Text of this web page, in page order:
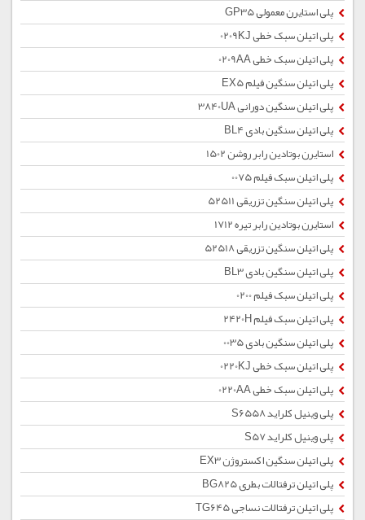
پلی استایرن معمولی GP35
پلی اتیلن سبک خطی 0209KJ
پلی اتیلن سبک خطی 0209AA
پلی اتیلن سنگین فیلم EX5
پلی اتیلن سنگین دورانی 3840UA
پلی اتیلن سنگین بادی BL4
استایرن بوتادین رابر روشن 1502
پلی اتیلن سبک فیلم 0075
پلی اتیلن سنگین تزریقی 52511
استایرن بوتادین رابر تیره 1712
پلی اتیلن سنگین تزریقی 52518
پلی اتیلن سنگین بادی BL3
پلی اتیلن سبک فیلم 0200
پلی اتیلن سبک فیلم 2420H
پلی اتیلن سنگین بادی 0035
پلی اتیلن سبک خطی 0220KJ
پلی اتیلن سبک خطی 0220AA
پلی وینیل کلراید S6558
پلی وینیل کلراید S57
پلی اتیلن سنگین اکستروژن EX3
پلی اتیلن ترفتالات بطری BG825
پلی اتیلن ترفتالات نساجی TG645